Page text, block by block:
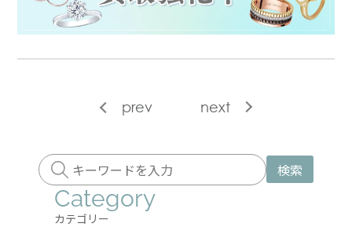
prev next
検索
Category
カテゴリー